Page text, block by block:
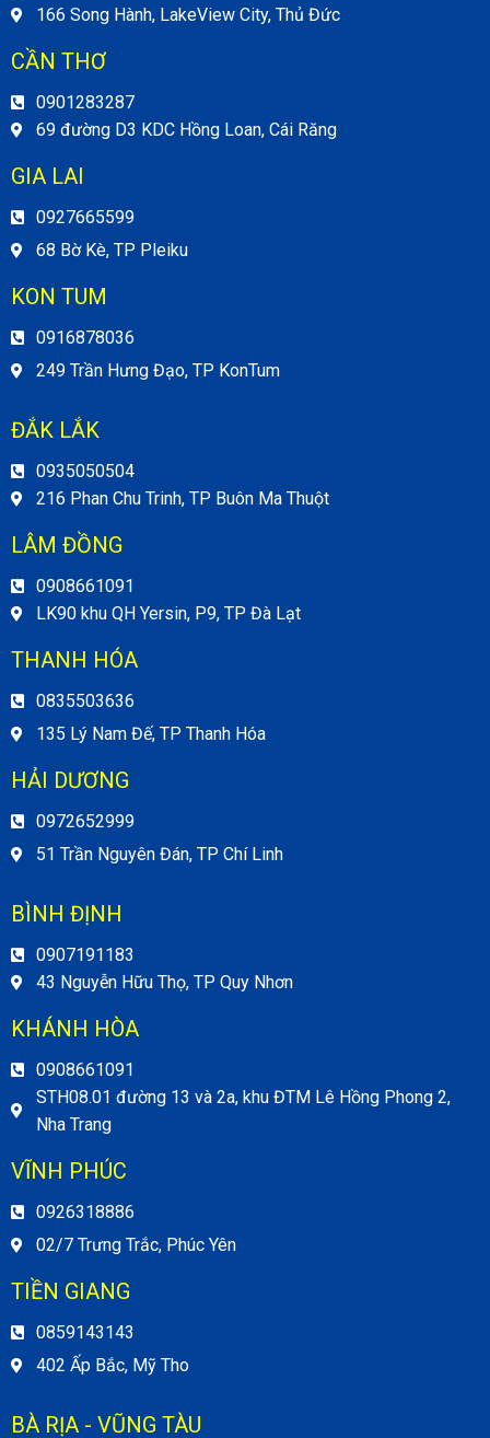
166 Song Hành, LakeView City, Thủ Đức
CẦN THƠ
0901283287
69 đường D3 KDC Hồng Loan, Cái Răng
GIA LAI
0927665599
68 Bờ Kè, TP Pleiku
KON TUM
0916878036
249 Trần Hưng Đạo, TP KonTum
ĐẮK LẮK
0935050504
216 Phan Chu Trinh, TP Buôn Ma Thuột
LÂM ĐỒNG
0908661091
LK90 khu QH Yersin, P9, TP Đà Lạt
THANH HÓA
0835503636
135 Lý Nam Đế, TP Thanh Hóa
HẢI DƯƠNG
0972652999
51 Trần Nguyên Đán, TP Chí Linh
BÌNH ĐỊNH
0907191183
43 Nguyễn Hữu Thọ, TP Quy Nhơn
KHÁNH HÒA
0908661091
STH08.01 đường 13 và 2a, khu ĐTM Lê Hồng Phong 2,
Nha Trang
VĨNH PHÚC
0926318886
02/7 Trưng Trắc, Phúc Yên
TIỀN GIANG
0859143143
402 Ấp Bắc, Mỹ Tho
BÀ RỊA - VŨNG TÀU